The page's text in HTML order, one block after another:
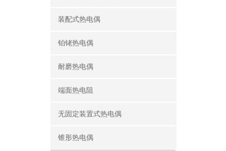
装配式热电偶
铂铑热电偶
耐磨热电偶
端面热电阻
无固定装置式热电偶
锥形热电偶